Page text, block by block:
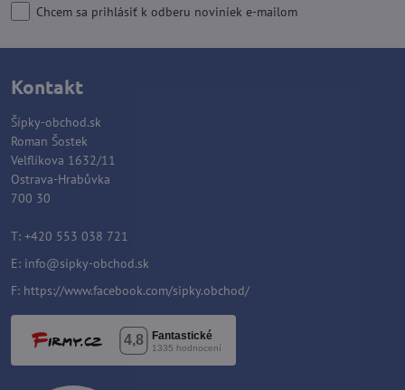
Chcem sa prihlásiť k odberu noviniek e-mailom
Kontakt
Šípky-obchod.sk
Roman Šostek
Velflíkova 1632/11
Ostrava-Hrabůvka
700 30
T: +420 553 038 721
E: info@sipky-obchod.sk
F: https://www.facebook.com/sipky.obchod/